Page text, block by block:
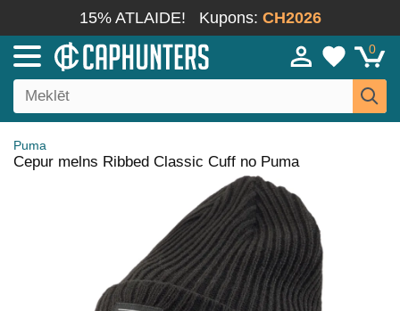
15% ATLAIDE! Kupons: CH2026
0
Puma
Cepur melns Ribbed Classic Cuff no Puma